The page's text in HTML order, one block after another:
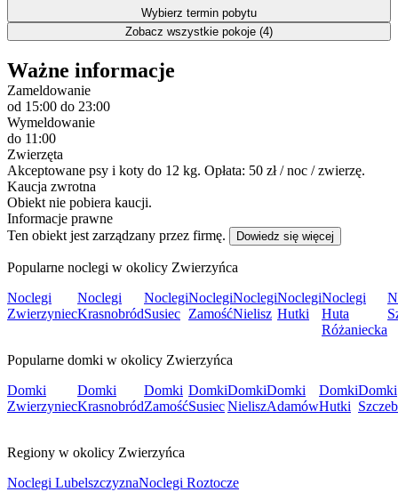
Wybierz termin pobytu
Zobacz wszystkie pokoje (4)
Ważne informacje
Zameldowanie
od 15:00 do 23:00
Wymeldowanie
do 11:00
Zwierzęta
Akceptowane psy i koty do 12 kg. Opłata: 50 zł / noc / zwierzę.
Kaucja zwrotna
Obiekt nie pobiera kaucji.
Informacje prawne
Ten obiekt jest zarządzany przez firmę.
Dowiedz się więcej
Popularne noclegi w okolicy Zwierzyńca
Noclegi
Zwierzyniec
Noclegi
Krasnobród
Noclegi
Susiec
Noclegi
Zamość
Noclegi
Nielisz
Noclegi
Hutki
Noclegi
Huta
Różaniecka
Popularne domki w okolicy Zwierzyńca
Domki
Zwierzyniec
Domki
Krasnobród
Domki
Zamość
Domki
Susiec
Domki
Nielisz
Domki
Adamów
Domki
Hutki
Domki
Regiony w okolicy Zwierzyńca
Noclegi LubelszczyznaNoclegi Roztocze